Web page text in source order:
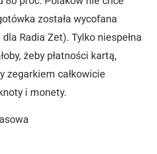
została wycofana
dla Radia Zet). Tylko niespełna
żeby płatności kartą,
zegarkiem całkowicie
i monety.